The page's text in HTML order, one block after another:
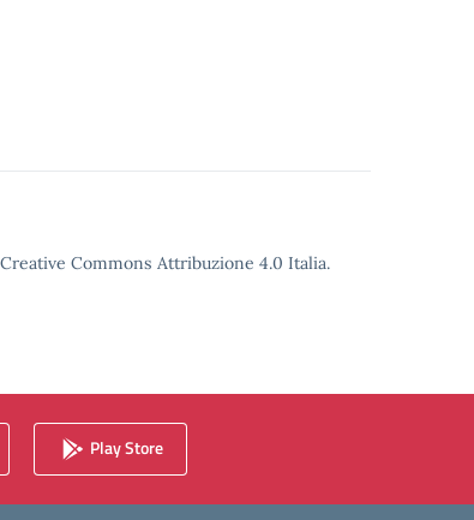
Commons Attribuzione 4.0 Italia.
Play Store